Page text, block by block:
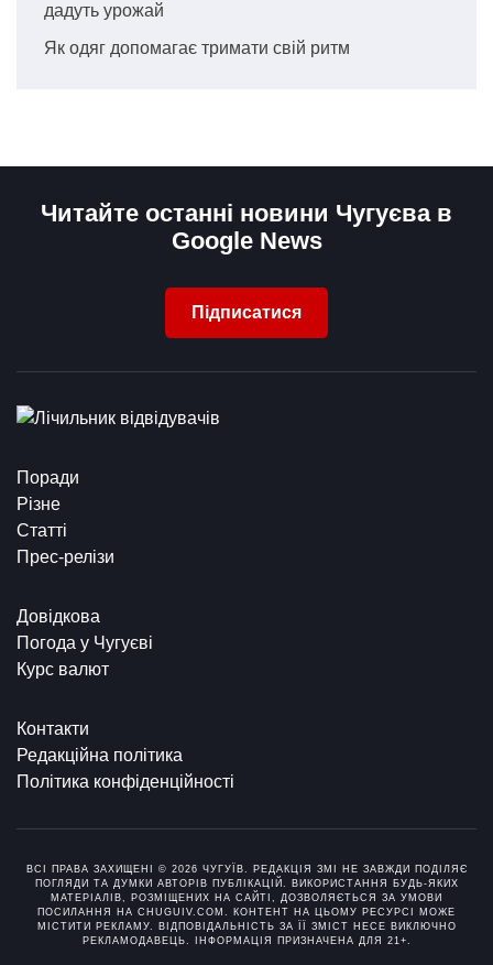
дадуть урожай
Як одяг допомагає тримати свій ритм
Читайте останні новини Чугуєва в
Google News
Підписатися
Поради
Різне
Статті
Прес-релізи
Довідкова
Погода у Чугуєві
Курс валют
Контакти
Редакційна політика
Політика конфіденційності
ВСІ ПРАВА ЗАХИЩЕНІ © 2026 ЧУГУЇВ. РЕДАКЦІЯ ЗМІ НЕ ЗАВЖДИ ПОДІЛЯЄ
ПОГЛЯДИ ТА ДУМКИ АВТОРІВ ПУБЛІКАЦІЙ. ВИКОРИСТАННЯ БУДЬ-ЯКИХ
МАТЕРІАЛІВ, РОЗМІЩЕНИХ НА САЙТІ, ДОЗВОЛЯЄТЬСЯ ЗА УМОВИ
ПОСИЛАННЯ НА CHUGUIV.COM. КОНТЕНТ НА ЦЬОМУ РЕСУРСІ МОЖЕ
МІСТИТИ РЕКЛАМУ. ВІДПОВІДАЛЬНІСТЬ ЗА ЇЇ ЗМІСТ НЕСЕ ВИКЛЮЧНО
РЕКЛАМОДАВЕЦЬ. ІНФОРМАЦІЯ ПРИЗНАЧЕНА ДЛЯ 21+.